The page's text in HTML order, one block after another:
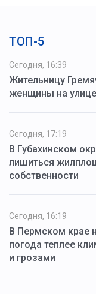
ТОП-5
Сегодня, 16:39
Жительницу
женщины на
Сегодня, 17:19
В Губахинском
лишиться
собственности
Сегодня, 16:19
В Пермском крае
погода теплее
и грозами